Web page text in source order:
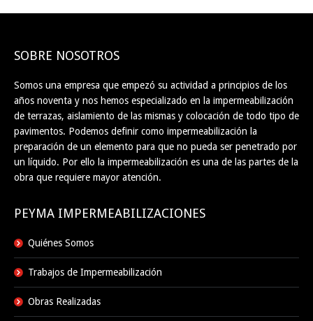
SOBRE NOSOTROS
Somos una empresa que empezó su actividad a principios de los
años noventa y nos hemos especializado en la impermeabilización
de terrazas, aislamiento de las mismas y colocación de todo tipo de
pavimentos. Podemos definir como impermeabilización la
preparación de un elemento para que no pueda ser penetrado por
un líquido. Por ello la impermeabilización es una de las partes de la
obra que requiere mayor atención.
PEYMA IMPERMEABILIZACIONES
Quiénes Somos
Trabajos de Impermeabilización
Obras Realizadas